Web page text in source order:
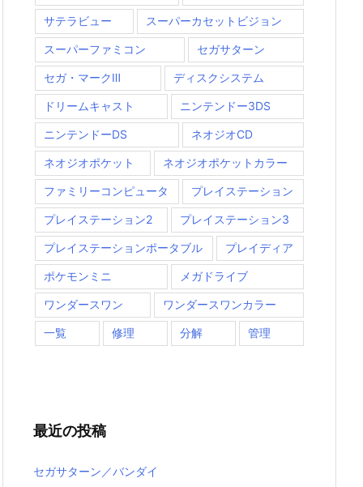
サテラビュー スーパーカセットビジョン
スーパーファミコン セガサターン
セガ・マークⅢ ディスクシステム
ドリームキャスト ニンテンドー3DS
ニンテンドーDS ネオジオCD
ネオジオポケット ネオジオポケットカラー
ファミリーコンピュータ プレイステーション
プレイステーション2 プレイステーション3
プレイステーションポータブル プレイディア
ポケモンミニ メガドライブ
ワンダースワン ワンダースワンカラー
一覧 修理 分解 管理
最近の投稿
セガサターン／バンダイ